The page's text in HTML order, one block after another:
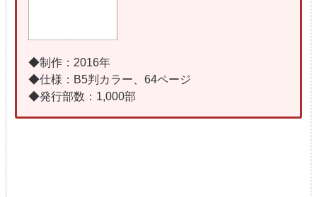
◆制作： 2016年
◆仕様： B5判カラー、 64ページ
◆発行部数： 1,000部